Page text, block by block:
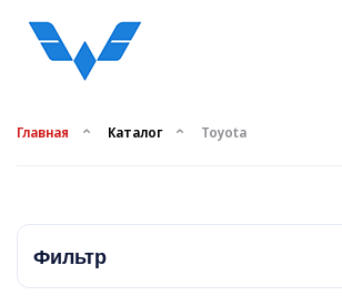
Главная Каталог Toyota
Фильтр